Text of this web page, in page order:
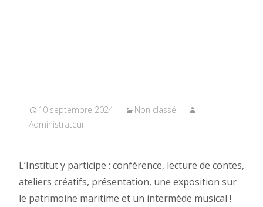
10 septembre 2024
Non classé
Administrateur
L’Institut y participe : conférence, lecture de contes,
ateliers créatifs, présentation, une exposition sur
le patrimoine maritime et un intermède musical !